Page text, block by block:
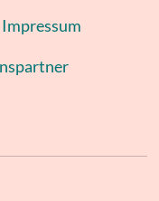
Impressum